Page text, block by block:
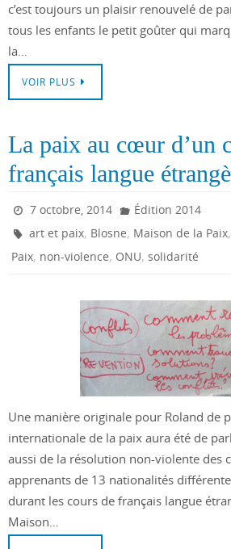
c’est toujours un plaisir renouvelé de
tous les enfants le petit goûter qui
la…
VOIR PLUS
La paix au cœur d’un
français langue
7 octobre, 2014
Édition 2014
art et paix, Blosne, Maison de la Paix,
Paix, non-violence, ONU, solidarité
Une manière originale pour Roland de
internationale de la paix aura été de
aussi de la résolution non-violente des
apprenants de 13 nationalités
durant les cours de français langue
Maison…